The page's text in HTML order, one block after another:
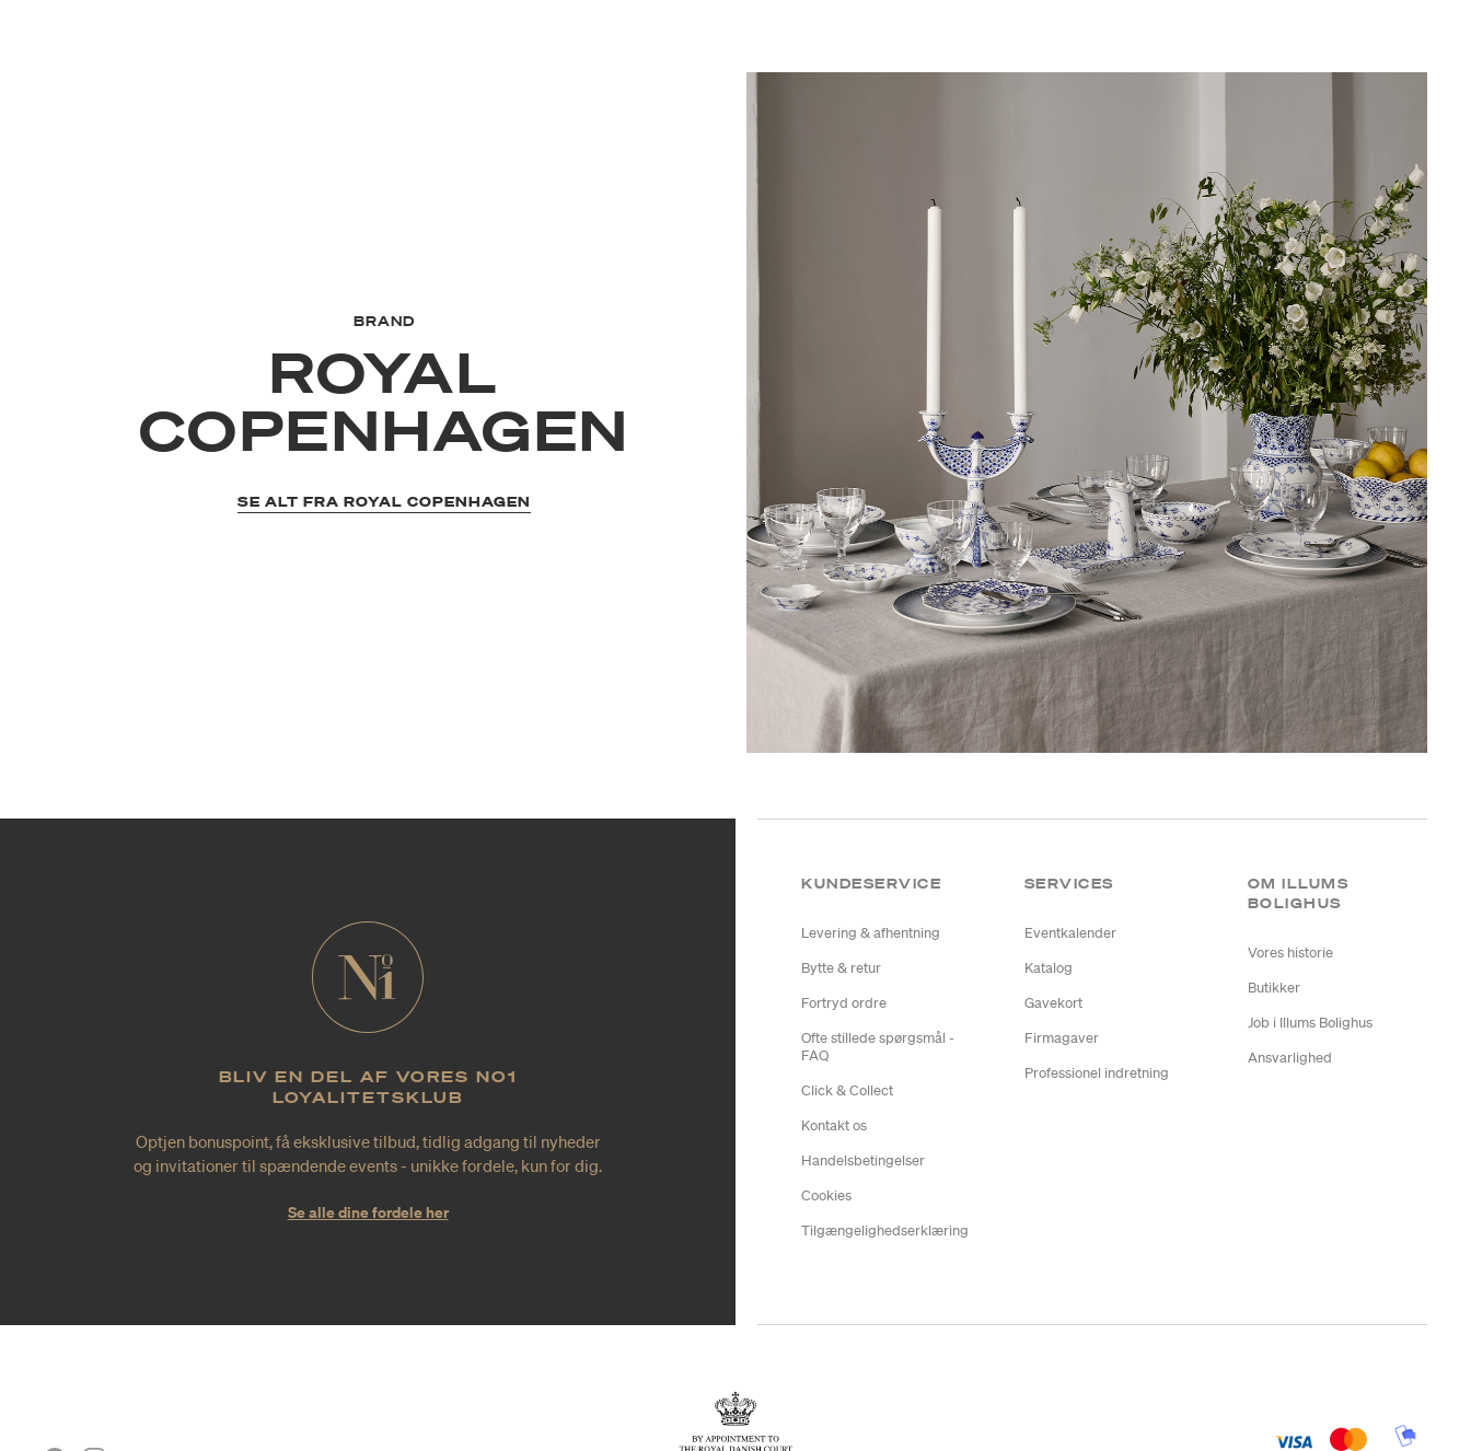
BRAND
ROYAL
COPENHAGEN
SE ALT FRA ROYAL COPENHAGEN
BLIV EN DEL AF VORES NO1
LOYALITETSKLUB
Optjen bonuspoint, få eksklusive tilbud, tidlig adgang til nyheder
og invitationer til spændende events - unikke fordele, kun for dig.
Se alle dine fordele her
KUNDESERVICE
Levering & afhentning
Bytte & retur
Fortryd ordre
Ofte stillede spørgsmål -
FAQ
Click & Collect
Kontakt os
Handelsbetingelser
Cookies
Tilgængelighedserklæring
SERVICES
Eventkalender
Katalog
Gavekort
Firmagaver
Professionel indretning
OM ILLUMS
BOLIGHUS
Vores historie
Butikker
Job i Illums Bolighus
Ansvarlighed